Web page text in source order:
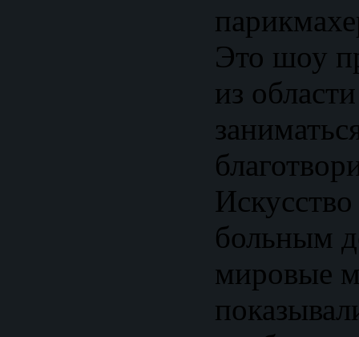
Это шоу
из
больным
мировые